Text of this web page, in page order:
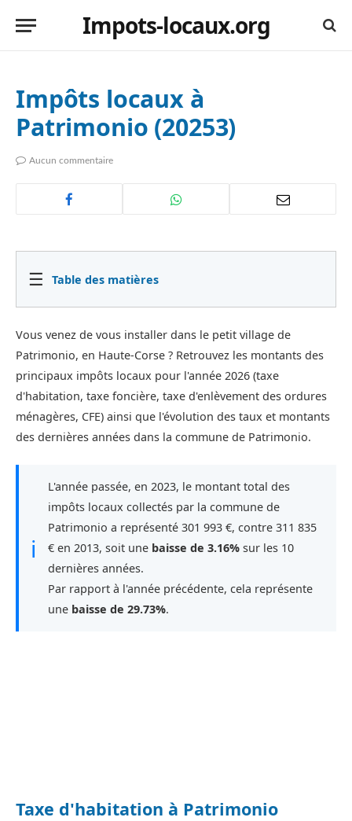
Impots-locaux.org
Impôts locaux à
Patrimonio (20253)
Aucun commentaire
☰ Table des matières
Vous venez de vous installer dans le petit village de
Patrimonio, en Haute-Corse ? Retrouvez les montants des
principaux impôts locaux pour l'année 2026 (taxe
d'habitation, taxe foncière, taxe d'enlèvement des ordures
ménagères, CFE) ainsi que l'évolution des taux et montants
des dernières années dans la commune de Patrimonio.
ℹ
L'année passée, en 2023, le montant total des
impôts locaux collectés par la commune de
Patrimonio a représenté 301 993 €, contre 311 835
€ en 2013, soit une baisse de 3.16% sur les 10
dernières années.
Par rapport à l'année précédente, cela représente
une baisse de 29.73%.
Taxe d'habitation à Patrimonio